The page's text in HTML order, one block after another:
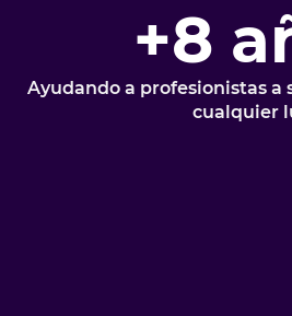
+8
Ayudando a profesionistas a
cualquier